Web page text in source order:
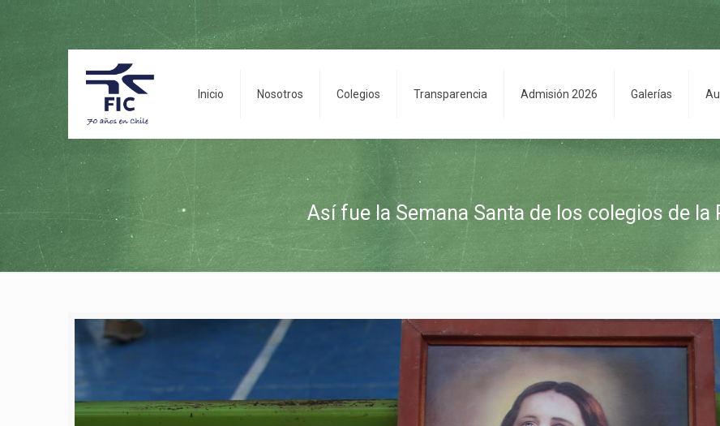
Inicio Nosotros Colegios Transparencia Admisión 2026 Galerías
Así fue la Semana Santa de los colegios de la